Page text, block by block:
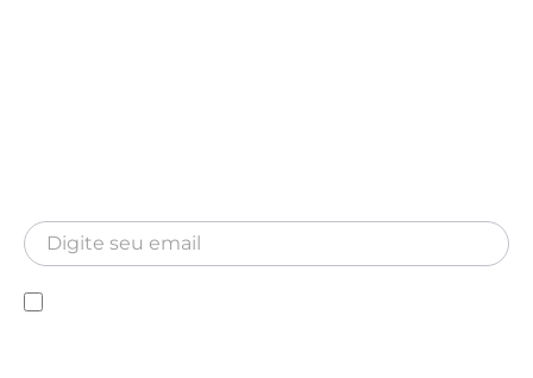
Newsletter